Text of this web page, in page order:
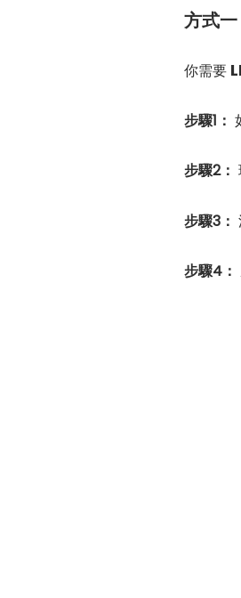
方式
你需要
步驟1：
步驟2：
步驟3：
步驟4：